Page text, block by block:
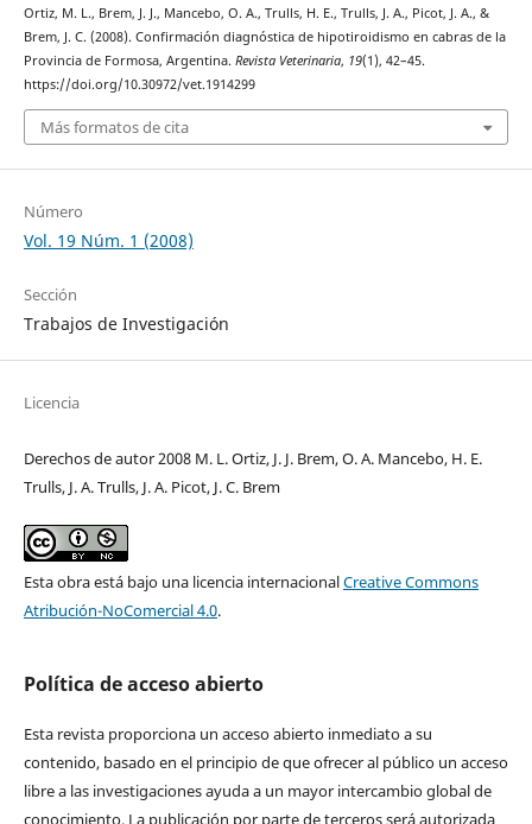
Ortiz, M. L., Brem, J. J., Mancebo, O. A., Trulls, H. E., Trulls, J. A., Picot, J. A., &
Brem, J. C. (2008). Confirmación diagnóstica de hipotiroidismo en cabras de la
Provincia de Formosa, Argentina. Revista Veterinaria, 19(1), 42–45.
https://doi.org/10.30972/vet.1914299
Más formatos de cita
Número
Vol. 19 Núm. 1 (2008)
Sección
Trabajos de Investigación
Licencia
Derechos de autor 2008 M. L. Ortiz, J. J. Brem, O. A. Mancebo, H. E.
Trulls, J. A. Trulls, J. A. Picot, J. C. Brem
Esta obra está bajo una licencia internacionalCreative Commons
Atribución-NoComercial 4.0.
Política de acceso abierto
Esta revista proporciona un acceso abierto inmediato a su
contenido, basado en el principio de que ofrecer al público un acceso
libre a las investigaciones ayuda a un mayor intercambio global de
conocimiento. La publicación por parte de terceros será autorizada